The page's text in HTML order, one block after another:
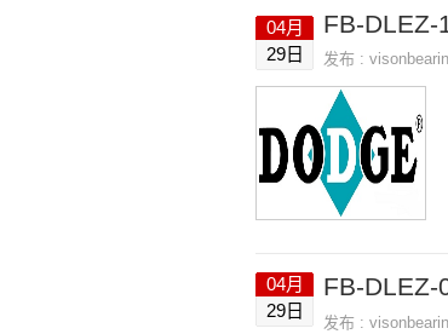
04月
29日
FB-DLEZ-
发布 :
04月
29日
FB-DLEZ-
发布 :